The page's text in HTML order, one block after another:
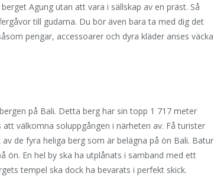
Agung utan att vara i sällskap av en präst. Så
till gudarna. Du bör även bara ta med dig det
pengar, accessoarer och dyra kläder anses väcka
på Bali. Detta berg har sin topp 1 717 meter
välkomna soluppgången i närheten av. Få turister
de fyra heliga berg som är belägna på ön Bali. Batur
ön. En hel by ska ha utplånats i samband med ett
tempel ska dock ha bevarats i perfekt skick.